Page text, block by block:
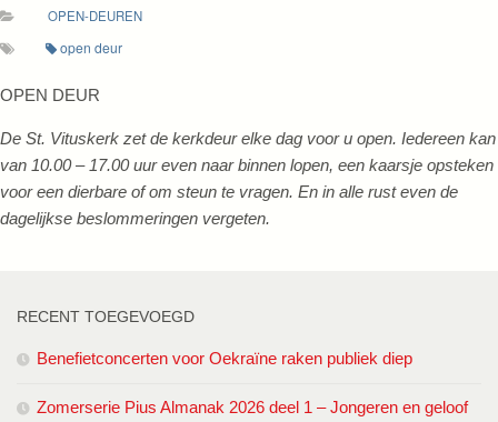
OPEN-DEUREN
open deur
OPEN DEUR
De St. Vituskerk zet de kerkdeur elke dag voor u open. Iedereen kan
van 10.00 – 17.00 uur even naar binnen lopen, een kaarsje opsteken
voor een dierbare of om steun te vragen. En in alle rust even de
dagelijkse beslommeringen vergeten.
RECENT TOEGEVOEGD
Benefietconcerten voor Oekraïne raken publiek diep
Zomerserie Pius Almanak 2026 deel 1 – Jongeren en geloof